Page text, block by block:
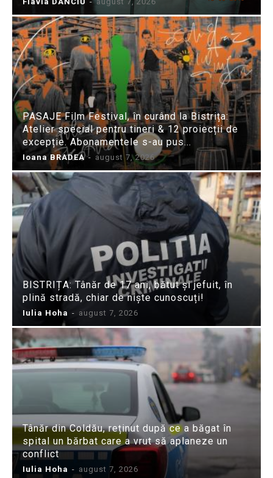
PASAJE Film Festival, în curând la Bistrița:
Atelier special pentru tineri & 12 proiecții de
excepție. Abonamentele s-au pus...
Ioana BRADEA - august 7, 2026
BISTRIȚA: Tânăr de 17 ani, bătut și jefuit, în
plină stradă, chiar de niște cunoscuți!
Iulia Hoha - august 7, 2026
Tânăr din Coldău, reținut după ce a băgat în
spital un bărbat care a vrut să aplaneze un
conflict
Iulia Hoha - august 7, 2026